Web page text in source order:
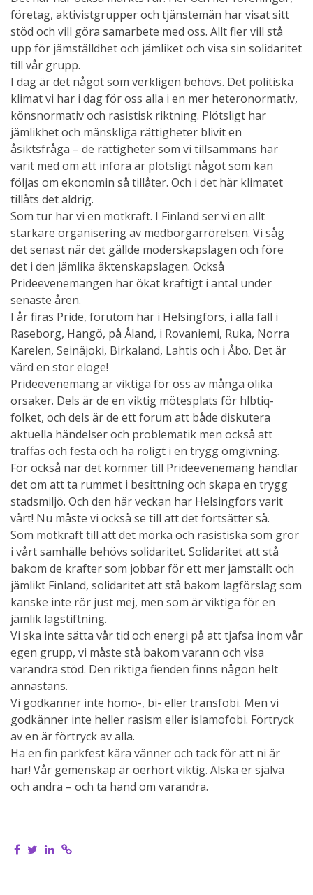
företag, aktivistgrupper och tjänstemän har visat sitt
stöd och vill göra samarbete med oss. Allt fler vill stå
upp för jämställdhet och jämliket och visa sin solidaritet
till vår grupp.
I dag är det något som verkligen behövs. Det politiska
klimat vi har i dag för oss alla i en mer heteronormativ,
könsnormativ och rasistisk riktning. Plötsligt har
jämlikhet och mänskliga rättigheter blivit en
åsiktsfråga – de rättigheter som vi tillsammans har
varit med om att införa är plötsligt något som kan
följas om ekonomin så tillåter. Och i det här klimatet
tillåts det aldrig.
Som tur har vi en motkraft. I Finland ser vi en allt
starkare organisering av medborgarrörelsen. Vi såg
det senast när det gällde moderskapslagen och före
det i den jämlika äktenskapslagen. Också
Prideevenemangen har ökat kraftigt i antal under
senaste åren.
I år firas Pride, förutom här i Helsingfors, i alla fall i
Raseborg, Hangö, på Åland, i Rovaniemi, Ruka, Norra
Karelen, Seinäjoki, Birkaland, Lahtis och i Åbo. Det är
värd en stor eloge!
Prideevenemang är viktiga för oss av många olika
orsaker. Dels är de en viktig mötesplats för hlbtiq-
folket, och dels är de ett forum att både diskutera
aktuella händelser och problematik men också att
träffas och festa och ha roligt i en trygg omgivning.
För också när det kommer till Prideevenemang handlar
det om att ta rummet i besittning och skapa en trygg
stadsmiljö. Och den här veckan har Helsingfors varit
vårt! Nu måste vi också se till att det fortsätter så.
Som motkraft till att det mörka och rasistiska som gror
i vårt samhälle behövs solidaritet. Solidaritet att stå
bakom de krafter som jobbar för ett mer jämställt och
jämlikt Finland, solidaritet att stå bakom lagförslag som
kanske inte rör just mej, men som är viktiga för en
jämlik lagstiftning.
Vi ska inte sätta vår tid och energi på att tjafsa inom vår
egen grupp, vi måste stå bakom varann och visa
varandra stöd. Den riktiga fienden finns någon helt
annastans.
Vi godkänner inte homo-, bi- eller transfobi. Men vi
godkänner inte heller rasism eller islamofobi. Förtryck
av en är förtryck av alla.
Ha en fin parkfest kära vänner och tack för att ni är
här! Vår gemenskap är oerhört viktig. Älska er själva
och andra – och ta hand om varandra.